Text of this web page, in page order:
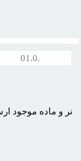
.01.0
نر و ماده موجود